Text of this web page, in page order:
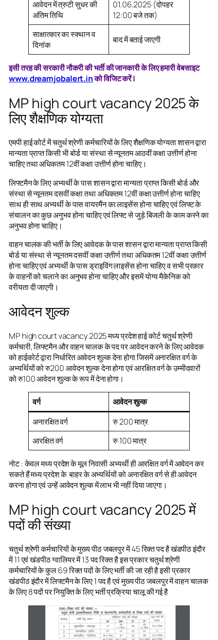
आवेदन में त्रुटी सुधर की
अंतिम तिथि
01.06.2025 (दोपहर
12:00 बजे तक)
साक्षात्कार का स्क्थान व
दिनांक
बाद में बताई जाएगी
इसी तरह की सरकारी नौकरी की भर्ती की जानकारी के लिए हमारी वेबसाइट
www.dreamjobalert.inको विजिट करें |
MP high court vacancy 2025 के
लिए शैक्षणिक योग्यता
एमपी हाई कोर्ट में चतुर्थ श्रेणी कर्मचारियों के लिए शैक्षणिक योग्यता शासन द्वारा
मान्यता प्राप्त किसी भी बोर्ड या संस्था से न्यूनतम आठवीं कक्षा उत्तीर्ण होना
चाहिए तथा अधिकतम 12वीं कक्षा उत्तीर्ण होना चाहिए।
लिफ्टमैन के लिए अभ्यर्थी के पास शासन द्वारा मान्यता प्राप्त किसी बोर्ड और
संस्था से न्यूनतम दसवीं कक्षा तथा अधिकतम 12वीं कक्षा उत्तीर्ण होना चाहिए
साथ ही साथ अभ्यर्थी के पास वायरमैंन का लाइसेंस होना चाहिए एवं लिफ्ट के
संचालन का कुछ अनुभव होना चाहिए एवं लिफ्ट से जुड़े बिजली के काम करने का
अनुभव होना चाहिए।
वाहन चालक की भर्ती के लिए आवेदक के पास शासन द्वारा मान्यता प्राप्त किसी
बोर्ड या संस्था से न्यूनतम दसवीं कक्षा उत्तीर्ण तथा अधिकतम 12वीं कक्षा उत्तीर्ण
होना चाहिए एवं अभ्यर्थी के पास ड्राइविंग लाइसेंस होना चाहिए व सभी प्रकार
के वाहनों को चलाने का अनुभव होना चाहिए और इसमें योग्य मैकेनिक को
वरीयता दी जाएगी।
आवेदन शुल्क
MP high court vacancy 2025 मध्य प्रदेश हाई कोर्ट चतुर्थ श्रेणी
कर्मचारी, लिफ्टमैन और वाहन चालक के पद पर आवेदन करने के लिए आवेदक
को हाईकोर्ट द्वारा निर्धारित आवेदन शुल्क देना होगा जिसमें अनारक्षित वर्ग के
अभ्यर्थियों को रु200 आवेदन शुल्क देना होगा एवं आरक्षित वर्ग के उम्मीदवारों
को रु100 आवेदन शुल्क के रूप में देना होगा।
वर्ग
आवेदन शुल्क
अनारक्षित वर्ग
रु 200 मात्र
आरक्षित वर्ग
रु 100 मात्र
नोट : केवल मध्य प्रदेश के मूल निवासी अभ्यर्थी ही आरक्षित वर्ग में आवेदन कर
सकते हैं मध्य प्रदेश के बाहर के अभ्यर्थियों को अनारक्षित वर्ग से ही आवेदन
करना होगा एवं उन्हें आवेदन शुल्क में लाभ भी नहीं दिया जाएगा।
MP high court vacancy 2025 में
पदों की संख्या
चतुर्थ श्रेणी कर्मचारियों के मुख्य पीठ जबलपुर में 45 रिक्त पद है खंडपीठ इंदौर
में 11 एवं खंडपीठ ग्वालियर में 13 पद रिक्त है इस प्रकार चतुर्थ श्रेणी
कर्मचारियों के कुल 69 रिक्त पदों के लिए भर्ती की जा रही है इसी प्रकार
खंडपीठ इंदौर में लिफ्टमैन के लिए 1 पद है एवं मुख्य पीठ जबलपुर में वाहन चालक
के लिए 8 पदों पर नियुक्ति के लिए भर्ती प्रक्रिया चालू की गई है